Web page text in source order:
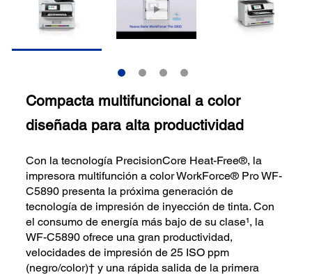
Compacta multifuncional a color
diseñada para alta productividad
Con la tecnología PrecisionCore Heat-Free®, la
impresora multifunción a color WorkForce® Pro WF-
C5890 presenta la próxima generación de
tecnología de impresión de inyección de tinta. Con
el consumo de energía más bajo de su clase¹, la
WF-C5890 ofrece una gran productividad,
velocidades de impresión de 25 ISO ppm
(negro/color)† y una rápida salida de la primera